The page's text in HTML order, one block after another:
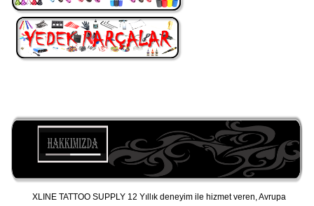
XLINE TATTOO SUPPLY 12 Yıllık deneyim ile hizmet veren, Avrupa